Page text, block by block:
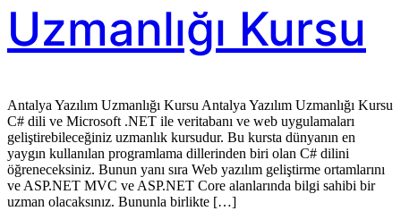
Uzmanlığı Kursu
Antalya Yazılım Uzmanlığı Kursu Antalya Yazılım Uzmanlığı Kursu
C# dili ve Microsoft .NET ile veritabanı ve web uygulamaları
geliştirebileceğiniz uzmanlık kursudur. Bu kursta dünyanın en
yaygın kullanılan programlama dillerinden biri olan C# dilini
öğreneceksiniz. Bunun yanı sıra Web yazılım geliştirme ortamlarını
ve ASP.NET MVC ve ASP.NET Core alanlarında bilgi sahibi bir
uzman olacaksınız. Bununla birlikte […]